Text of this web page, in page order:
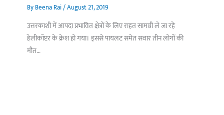
ByBeena Rai/August 21, 2019
उत्तरकाशी में आपदा प्रभावित क्षेत्रों के लिए राहत सामग्री ले जा रहे
हेलीकॉप्टर के क्रेश हो गया। इससे पायलट समेत सवार तीन लोगों की
मौत…